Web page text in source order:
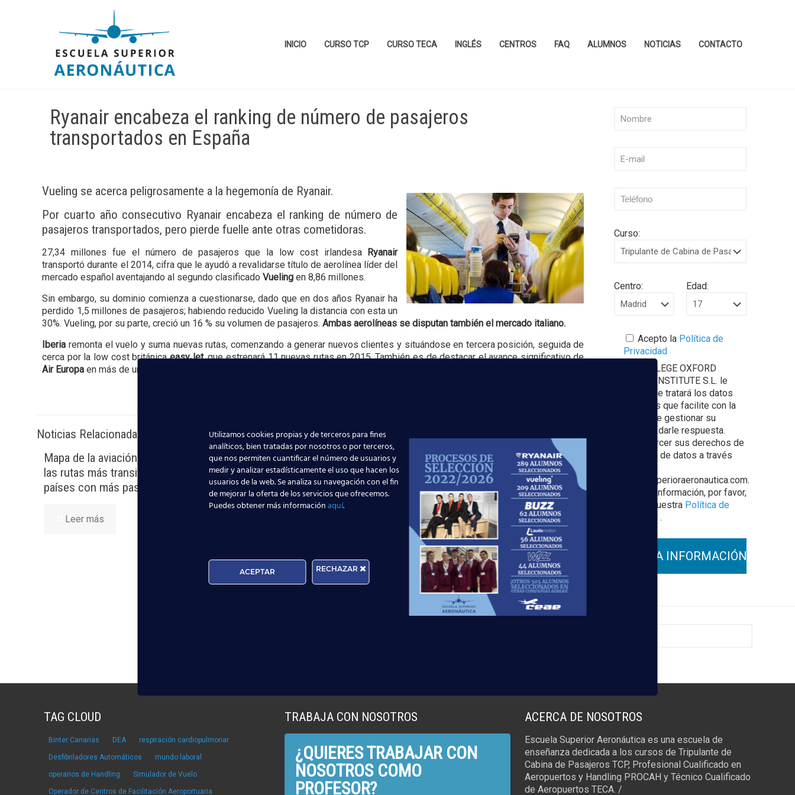
INICIO CURSO TCP CURSO TECA INGLÉS CENTROS FAQ ALUMNOS NOTICIAS CONTACTO
Ryanair encabeza el ranking de número de pasajeros
transportados en España
Vueling se acerca peligrosamente a la hegemonía de Ryanair.
Por cuarto año consecutivo Ryanair encabeza el ranking de número de
pasajeros transportados, pero pierde fuelle ante otras cometidoras.
27,34 millones fue el número de pasajeros que la low cost irlandesa Ryanair
transportó durante el 2014, cifra que le ayudó a revalidarse título de aerolínea líder del
mercado español aventajando al segundo clasificadoVueling en 8,86 millones.
Sin embargo, su dominio comienza a cuestionarse, dado que en dos años Ryanair ha
perdido 1,5 millones de pasajeros; habiendo reducido Vueling la distancia con esta un
30%. Vueling, por su parte, creció un 16 % su volumen de pasajeros.Ambas aerolíneas se disputan también el mercado italiano.
Iberia remonta el vuelo y suma nuevas rutas, comenzando a generar nuevos clientes y situándose en tercera posición, seguida de
cerca por la low cost británicaeasyJet, que estrenará 11 nuevas rutas en 2015. También es de destacar el avance significativo de
Air Europa en más de un 8%, que continúa secundando a Iberia en las rutas entre Europa y América Latina.
Noticias Relacionadas
Mapa de la aviación global 2025:
las rutas más transitadas y los
países con más pasajeros
Leer más
Madrid-Barajas supera los 6
millones de pasajeros junio: qué
significa para quienes quieren ser
TCP
¡Últimas plazas! Nuevo Curso TCP
en Madrid – Tercer cuatrimestre
2026
Leer más
Curso:
Centro: Edad:
Acepto laPolítica de
Privacidad
EUROCOLLEGE OXFORD
ENGLISH INSTITUTE S.L. le
informa que tratará los datos
personales que facilite con la
finalidad de gestionar su
consulta y darle respuesta.
Puede ejercer sus derechos de
protección de datos a través
escuelasuperioraeronautica.com.
Para más información, por favor,
consulte nuestra Política de
.
TAG CLOUD
Binter Canarias DEA respiración cardiopulmonar
Desfibriladores Automáticos mundo laboral
operarios de Handling Simulador de Vuelo
Operador de Centros de Facilitación Aeroportuaria
TRABAJA CON NOSOTROS
¿QUIERES TRABAJAR CON
NOSOTROS COMO
PROFESOR?
ACERCA DE NOSOTROS
Escuela Superior Aeronáutica es una escuela de
enseñanza dedicada a los cursos de Tripulante de
Cabina de Pasajeros TCP, Profesional Cualificado en
Aeropuertos y Handling PROCAH y Técnico Cualificado
de Aeropuertos TECA. /
Utilizamos cookies propias y de terceros para fines
analíticos, bien tratadas por nosotros o por terceros,
que nos permiten cuantificar el número de usuarios y
medir y analizar estadísticamente el uso que hacen los
usuarios de la web. Se analiza su navegación con el fin
de mejorar la oferta de los servicios que ofrecemos.
Puedes obtener más informaciónaquí.
ACEPTAR RECHAZAR